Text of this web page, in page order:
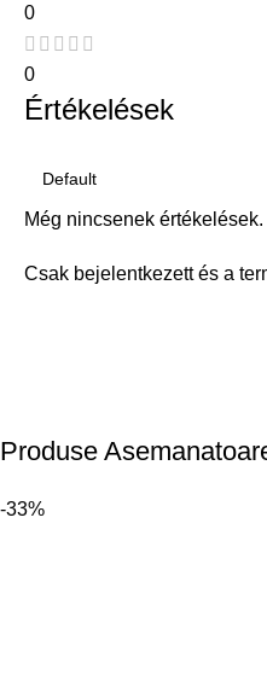
0
0
Értékelések
Még nincsenek értékelések.
Csak bejelentkezett és a
Produse
-33%